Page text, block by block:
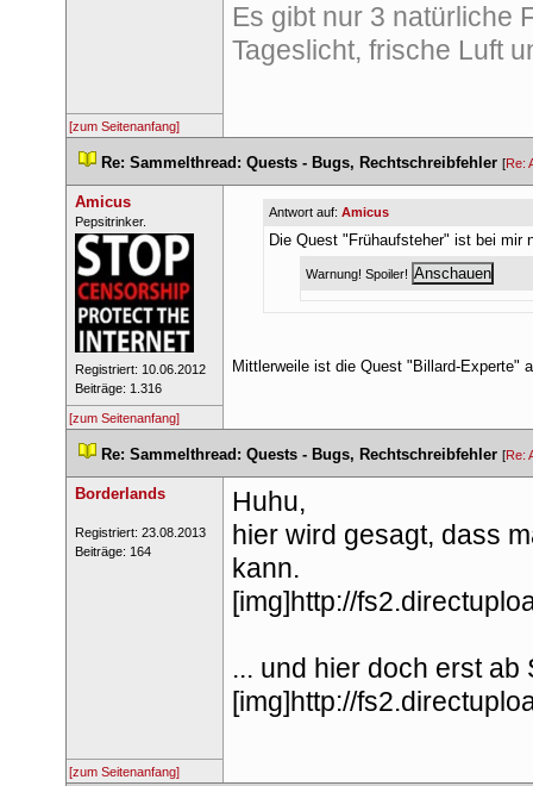
Es gibt nur 3 natürliche
Tageslicht, frische Luft
[zum Seitenanfang]
Re: Sammelthread: Quests - Bugs, Rechtschreibfehler [Re:
Amicu
​Pepsitrinker.
Registriert: 10.06.2012
Beiträge: 1.316
Antwort auf: Amicu
Die Quest "Frühaufsteher" ist bei mir
Warnung! Spoiler!
Mittlerweile ist die Quest "Billard-Experte"
[zum Seitenanfang]
Re: Sammelthread: Quests - Bugs, Rechtschreibfehler [Re:
Borderland
Registriert: 23.08.2013
Beiträge: 164
Huhu,
hier wird gesagt, dass
kann.
[img]http://
... und hier doch erst ab
[img]http://
[zum Seitenanfang]